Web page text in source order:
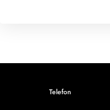
Telefon